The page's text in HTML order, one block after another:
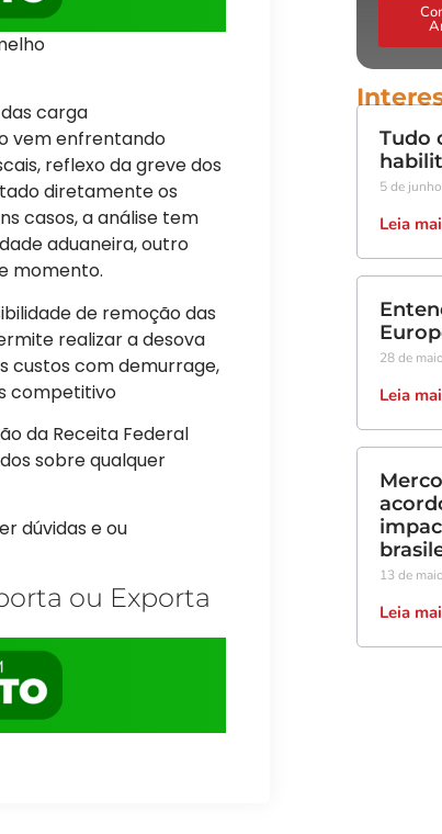
carga
vem enfrentando
reflexo da greve dos
diretamente os
casos, a análise tem
aduaneira, outro
momento.
de remoção das
realizar a desova
custos com demurrage,
competitivo
da Receita Federal
sobre qualquer
dúvidas e ou
ou Exporta
Tudo
5 de
Leia
28 de
Leia
13 de
Leia